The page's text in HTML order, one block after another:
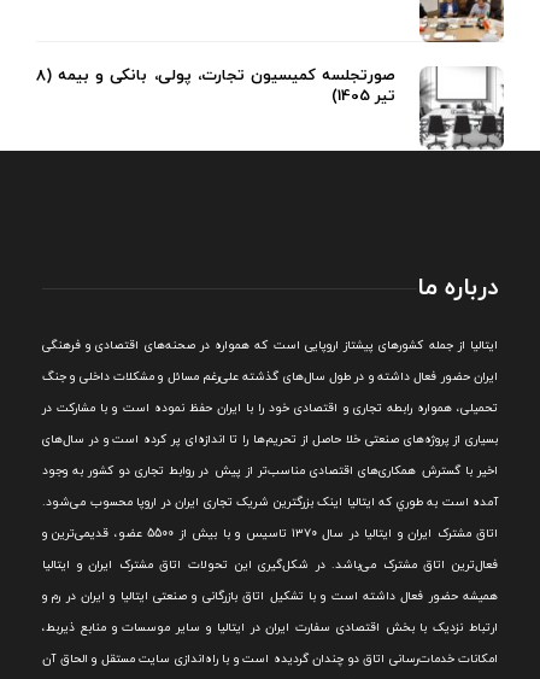
صورتجلسه کمیسیون تجارت، پولی، بانکی و بیمه (8
تیر 1405)
درباره ما
ايتاليا از جمله کشورهای پيشتاز اروپایی است که همواره در صحنه‌های اقتصادی و فرهنگی
ايران حضور فعال داشته و در طول سال‌های گذشته علی‌رغم مسائل و مشکلات داخلی و جنگ
تحميلی، همواره رابطه تجاری و اقتصادی خود را با ايران حفظ نموده است و با مشارکت در
بسياری از پروژه‌های صنعتی خلا حاصل از تحريم‌ها را تا اندازه‌ای پر کرده است و در سال‌های
اخير با گسترش همکاری‌های اقتصادی مناسب‌تر از پيش در روابط تجاری دو کشور به وجود
آمده است به طوري که ايتاليا اينک بزرگترين شريک تجاری ايران در اروپا محسوب می‌شود.
اتاق مشترک ایران و ایتالیا در سال ۱۳۷۰ تاسیس و با بیش از 5500 عضو، قدیمی‌ترین و
فعال‌ترین اتاق مشترک می‌باشد.در شکل‌گيری اين تحولات اتاق مشترک ايران و ايتاليا
هميشه حضور فعال داشته است و با تشکيل اتاق بازرگانی و صنعتی ايتاليا و ايران در رم و
ارتباط نزديک با بخش اقتصادی سفارت ايران در ايتاليا و ساير موسسات و منابع ذيربط،
امکانات خدمات‌رسانی اتاق دو چندان گرديده است و با راه‌اندازی سايت مستقل و الحاق آن